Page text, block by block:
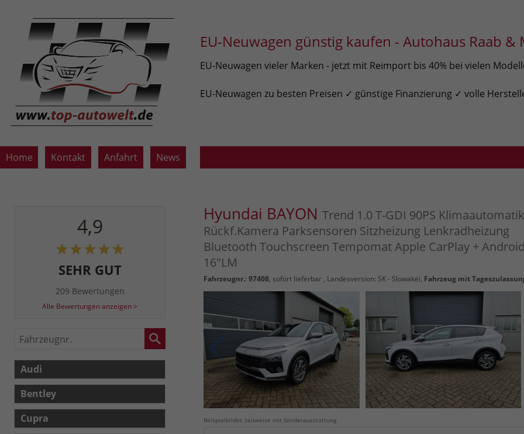
EU-Neuwagen günstig kaufen - Autohaus Raab &
EU-Neuwagen vieler Marken - jetzt mit Reimport bis 40% bei vielen
EU-Neuwagen zu besten Preisen ✓ günstige Finanzierung ✓ volle
Home Kontakt Anfahrt News
Hyundai BAYON Trend 1.0 T-GDI 90PS Klimaautomatik
Rückf.Kamera Parksensoren Sitzheizung Lenkradheizung
Bluetooth Touchscreen Tempomat Apple CarPlay +
16"LM
Fahrzeugnr.: 97408, sofort lieferbar, Landesversion: SK - Slowakei, Fahrzeug mit
Beispielbilder, teilweise mit Sonderausstattung
4,9
SEHR GUT
209 Bewertungen
Alle Bewertungen anzeigen >
Fahrzeugnr.
Audi
Bentley
Cupra